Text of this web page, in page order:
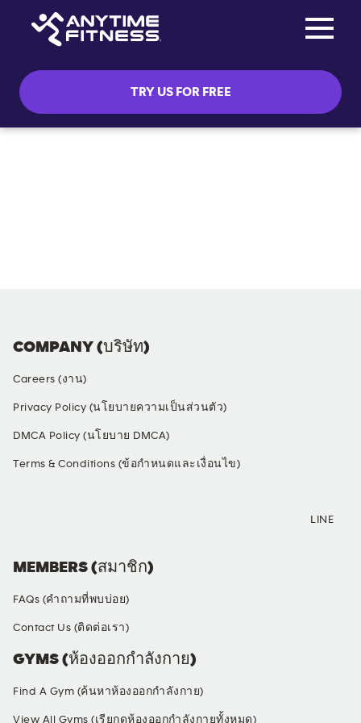
TRY US FOR FREE
COMPANY (บริษัท)
Careers (งาน)
Privacy Policy (นโยบายความเป็นส่วนตัว)
DMCA Policy (นโยบาย DMCA)
Terms & Conditions (ข้อกำหนดและเงื่อนไข)
GYMS (ห้องออกกำลังกาย)
Find A Gym (ค้นหาห้องออกกำลังกาย)
View All Gyms (เรียกดูห้องออกกำลังกายทั้งหมด)
MEMBERS (สมาชิก)
FAQs (คำถามที่พบบ่อย)
Contact Us (ติดต่อเรา)
LINE